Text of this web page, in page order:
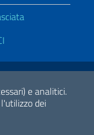
e analitici.
dei